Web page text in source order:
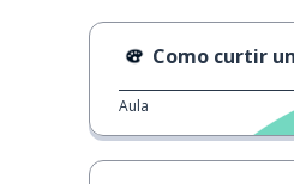
Como curtir
Aula